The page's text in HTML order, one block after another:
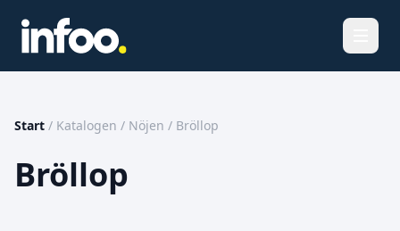
Start / Katalogen / Nöjen / Bröllop
Bröllop